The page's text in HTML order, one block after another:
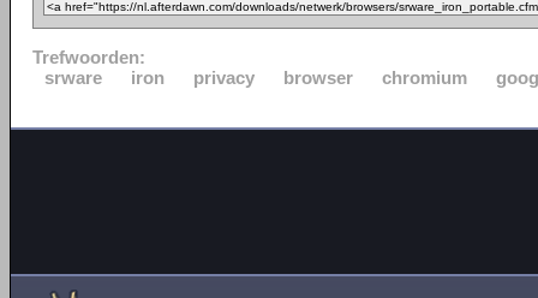
Trefwoorden:
srware
iron privacy browser chromium